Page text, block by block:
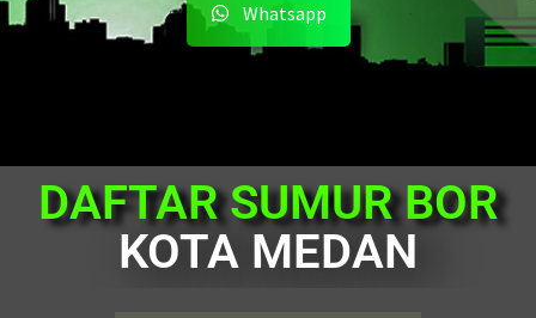
Whatsapp
DAFTAR SUMUR BOR
KOTA MEDAN